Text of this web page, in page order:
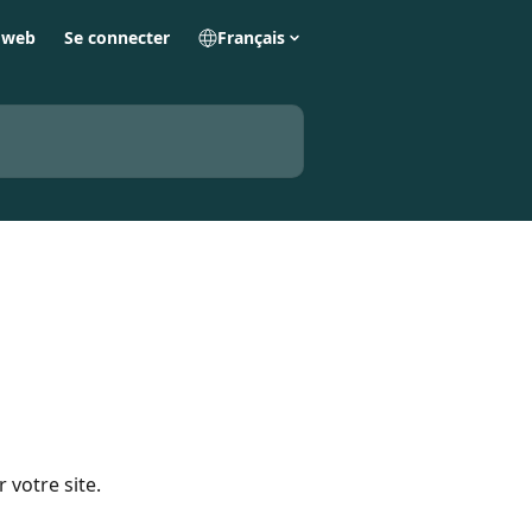
Se connecter Français
votre site.